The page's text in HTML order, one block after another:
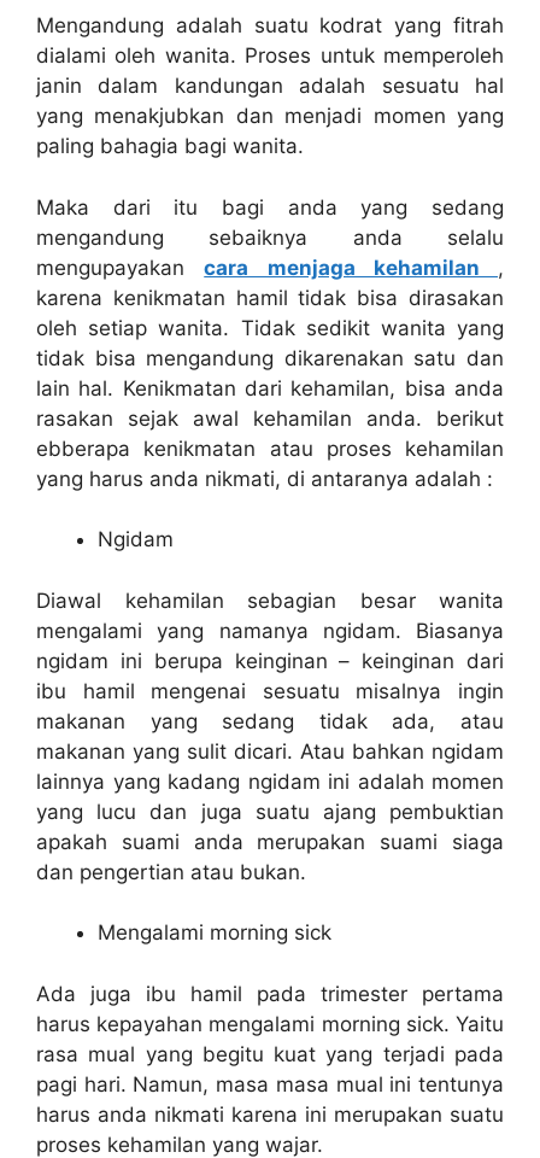
Mengandung adalah suatu kodrat yang fitrah
dialami oleh wanita. Proses untuk memperoleh
janin dalam kandungan adalah sesuatu hal
yang menakjubkan dan menjadi momen yang
paling bahagia bagi wanita.
Maka dari itu bagi anda yang sedang
mengandung sebaiknya anda selalu
mengupayakancara menjaga kehamilan ,
karena kenikmatan hamil tidak bisa dirasakan
oleh setiap wanita. Tidak sedikit wanita yang
tidak bisa mengandung dikarenakan satu dan
lain hal. Kenikmatan dari kehamilan, bisa anda
rasakan sejak awal kehamilan anda. berikut
ebberapa kenikmatan atau proses kehamilan
yang harus anda nikmati, di antaranya adalah :
Ngidam
Diawal kehamilan sebagian besar wanita
mengalami yang namanya ngidam. Biasanya
ngidam ini berupa keinginan – keinginan dari
ibu hamil mengenai sesuatu misalnya ingin
makanan yang sedang tidak ada, atau
makanan yang sulit dicari. Atau bahkan ngidam
lainnya yang kadang ngidam ini adalah momen
yang lucu dan juga suatu ajang pembuktian
apakah suami anda merupakan suami siaga
dan pengertian atau bukan.
Mengalami morning sick
Ada juga ibu hamil pada trimester pertama
harus kepayahan mengalami morning sick. Yaitu
rasa mual yang begitu kuat yang terjadi pada
pagi hari. Namun, masa masa mual ini tentunya
harus anda nikmati karena ini merupakan suatu
proses kehamilan yang wajar.